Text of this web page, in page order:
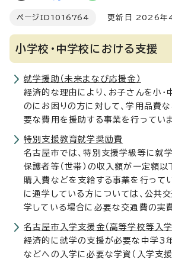
ページID 1016764 更新日 2026年4
小学校・中学校における支援
就学援助（未来まなび応援金）
経済的な理由により、お子さんを小
のにお困りの方に対して、学用品費
要な費用を援助する事業を行っていま
特別支援教育就学奨励費
名古屋市では、特別支援学級等に就
保護者等（世帯）の収入額が一定額以
購入費などを支給する事業を行って
に通学している方については、公共
学している場合に必要な交通費の実
名古屋市入学支援金（高等学校等入学
経済的に就学の支援が必要な中学3
などへの入学に必要な学資（入学支